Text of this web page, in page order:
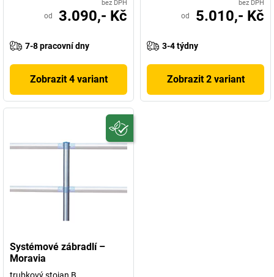
bez DPH
od 3.090,- Kč
7-8 pracovní dny
Zobrazit 4 variant
bez DPH
od 5.010,- Kč
3-4 týdny
Zobrazit 2 variant
Systémové zábradlí –
Moravia